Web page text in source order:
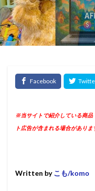
※当サイトで紹介している商品
ト広告が含まれる場合がありま
Written by こも/komo